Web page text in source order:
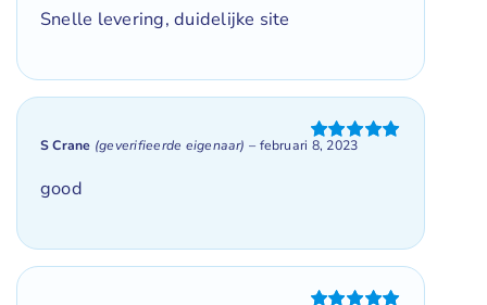
Snelle levering, duidelijke site
Gewaardeerd
S Crane (geverifieerde eigenaar) – februari 8, 2023
good